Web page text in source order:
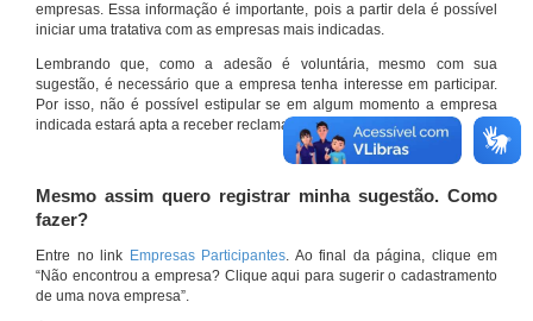
empresas. Essa informação é importante, pois a partir dela é possível
iniciar uma tratativa com as empresas mais indicadas.
Lembrando que, como a adesão é voluntária, mesmo com sua
sugestão, é necessário que a empresa tenha interesse em participar.
Por isso, não é possível estipular se em algum momento a empresa
indicada estará apta a receber reclamações por meio do site.
Mesmo assim quero registrar minha sugestão. Como
fazer?
Entre no link Empresas Participantes. Ao final da página, clique em
“Não encontrou a empresa? Clique aqui para sugerir o cadastramento
de uma nova empresa”.